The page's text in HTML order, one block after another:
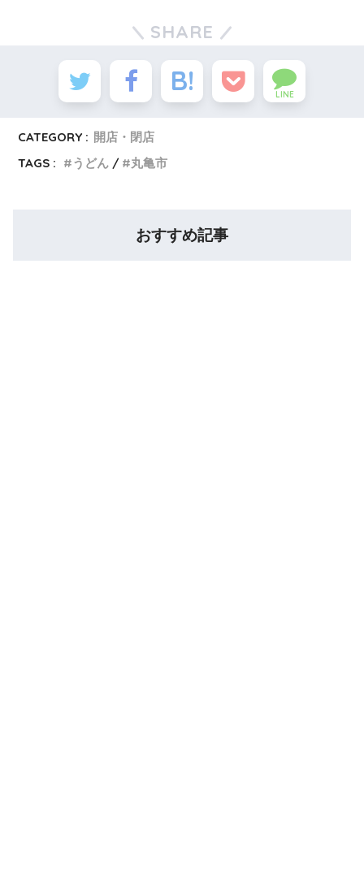
SHARE
LINE
CATEGORY : 開店・閉店
TAGS :
うどん 丸亀市
おすすめ記事